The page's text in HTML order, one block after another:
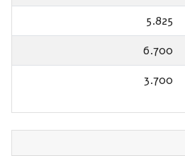
5.825
6.700
3.700